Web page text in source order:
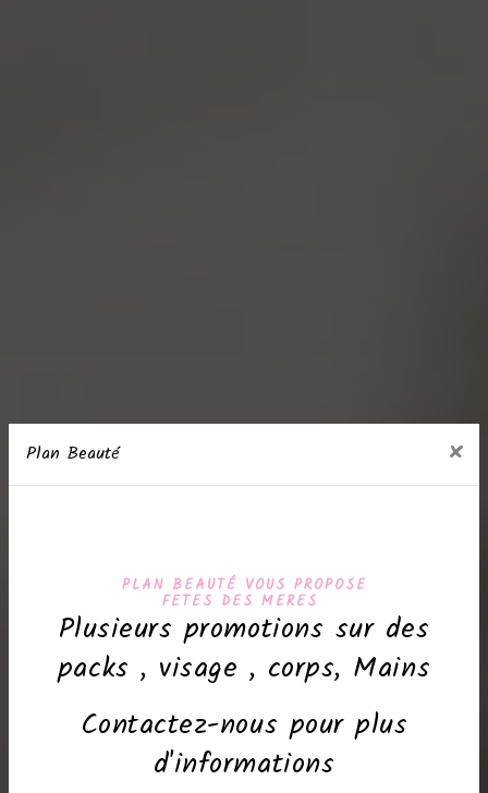
Plan Beauté ×
PLAN BEAUTÉ VOUS PROPOSE
FETES DES MERES
Plusieurs promotions sur des
packs , visage , corps, Mains
Contactez-nous pour plus
d'informations